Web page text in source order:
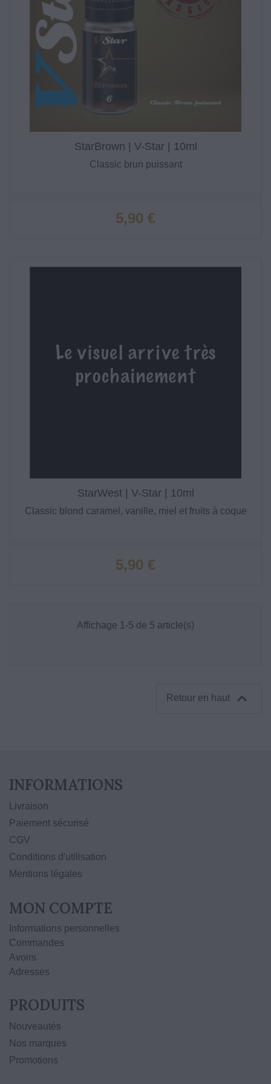
StarBrown | V-Star | 10ml
Classic brun puissant
Prix
5,90 €
StarWest | V-Star | 10ml
Classic blond caramel, vanille, miel et fruits à coque
Prix
5,90 €
Affichage 1-5 de 5 article(s)
Retour en haut 
INFORMATIONS
Livraison
Paiement sécurisé
CGV
Conditions d'utilisation
Mentions légales
MON COMPTE
Informations personnelles
Commandes
Avoirs
Adresses
PRODUITS
Nouveautés
Nos marques
Promotions